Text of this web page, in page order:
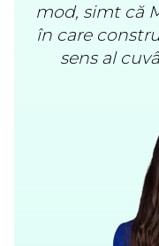
mod, simt că
în care
sens al